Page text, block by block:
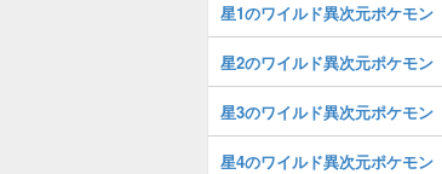
星1のワイルド異次元ポケモン
星2のワイルド異次元ポケモン
星3のワイルド異次元ポケモン
星4のワイルド異次元ポケモン